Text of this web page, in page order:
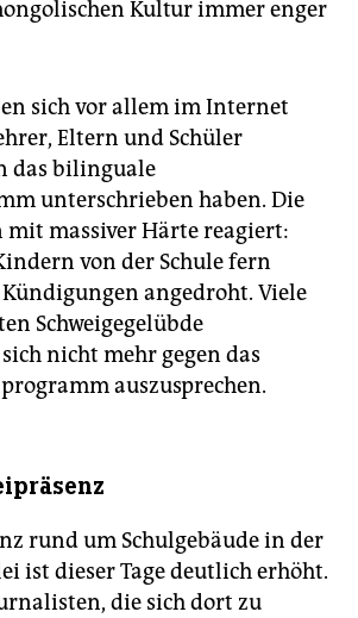
Kultur immer enger
sich vor allem im Internet
Eltern und Schüler
das bilinguale
unterschrieben haben. Die
mit massiver Härte reagiert:
von der Schule fern
angedroht. Viele
Schweigegelübde
nicht mehr gegen das
auszusprechen.
rund um Schulgebäude in der
ist dieser Tage deutlich erhöht.
die sich dort zu